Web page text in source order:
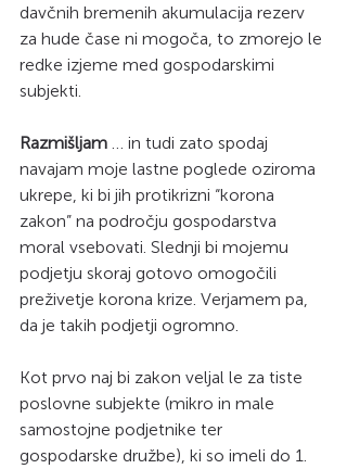
davčnih bremenih akumulacija rezerv
za hude čase ni mogoča, to zmorejo le
redke izjeme med gospodarskimi
subjekti.
Razmišljam … in tudi zato spodaj
navajam moje lastne poglede oziroma
ukrepe, ki bi jih protikrizni “korona
zakon” na področju gospodarstva
moral vsebovati. Slednji bi mojemu
podjetju skoraj gotovo omogočili
preživetje korona krize. Verjamem pa,
da je takih podjetji ogromno.
Kot prvo naj bi zakon veljal le za tiste
poslovne subjekte (mikro in male
samostojne podjetnike ter
gospodarske družbe), ki so imeli do 1.